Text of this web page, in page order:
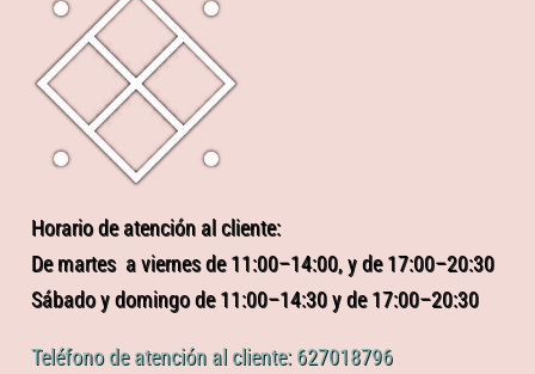
Horario de atención al cliente:
De martes a viernes de 11:00–14:00, y de 17:00–20:30
Sábado y domingo de 11:00–14:30 y de 17:00–20:30
Teléfono de atención al cliente: 627018796